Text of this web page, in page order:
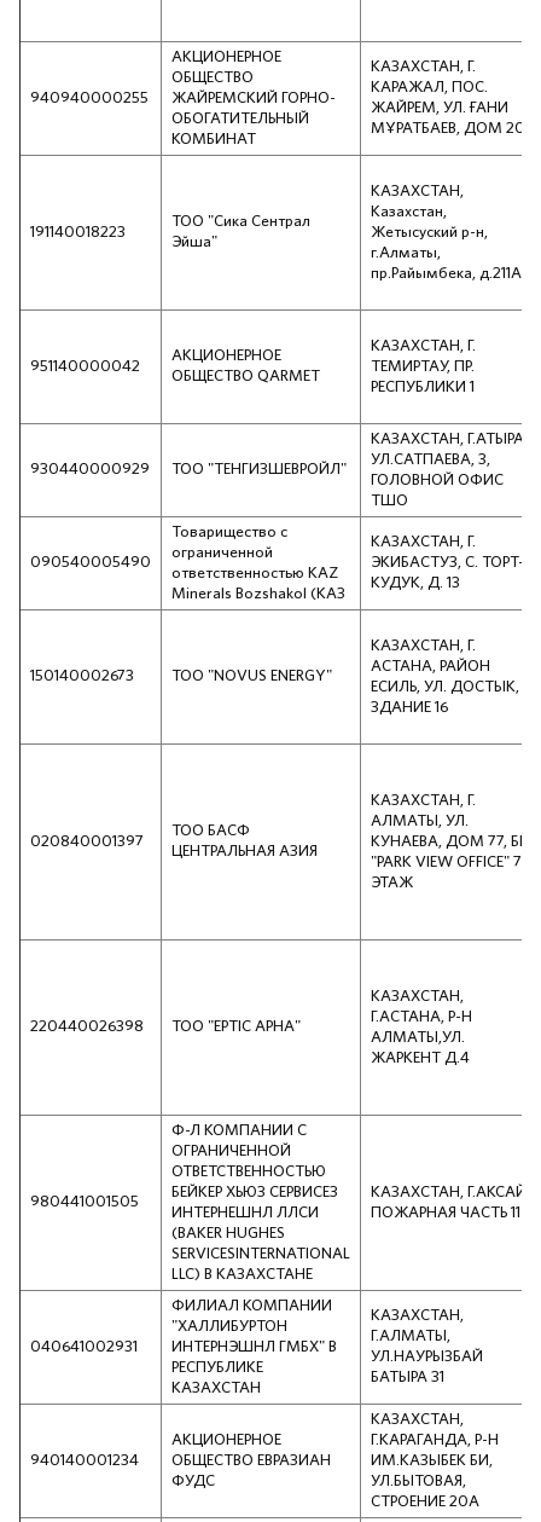
940940000255
AКЦИОНЕРНОЕ
OБЩЕСТВО
ЖАЙРЕМСКИЙ ГОРНО-
ОБОГАТИТЕЛЬНЫЙ
КОМБИНАТ
КАЗАХСТАН, Г.
КАРАЖАЛ, ПОС.
ЖАЙРЕМ, УЛ. ҒАНИ
МҰРАТБАЕВ, ДОМ 20
191140018223
ТОО "Сика Сентрал
Эйша"
КАЗАХСТАН,
Казахстан,
Жетысуский р-н,
г.Алматы,
пр.Райымбека, д.211А
951140000042
АКЦИОНЕРНОЕ
ОБЩЕСТВО QARMET
КАЗАХСТАН, Г.
ТЕМИРТАУ, ПР.
РЕСПУБЛИКИ 1
930440000929 ТОО "ТЕНГИЗШЕВРОЙЛ"
КАЗАХСТАН, Г.АТЫРАУ,
УЛ.САТПАЕВА, 3,
ГОЛОВНОЙ ОФИС
ТШО
090540005490
Товарищество с
ограниченной
ответственностью KAZ
Minerals Bozshakol (КАЗ
КАЗАХСТАН, Г.
ЭКИБАСТУЗ, С. ТОРТ-
КУДУК, Д. 13
150140002673 ТОО "NOVUS ENERGY"
КАЗАХСТАН, Г.
АСТАНА, РАЙОН
ЕСИЛЬ, УЛ. ДОСТЫК,
ЗДАНИЕ 16
020840001397
ТОО БАСФ
ЦЕНТРАЛЬНАЯ АЗИЯ
КАЗАХСТАН, Г.
АЛМАТЫ, УЛ.
КУНАЕВА, ДОМ 77, БЦ
"PARK VIEW OFFICE" 7
ЭТАЖ
220440026398 ТОО "EPTIC АРНА"
КАЗАХСТАН,
Г.АСТАНА, Р-Н
АЛМАТЫ,УЛ.
ЖАРКЕНТ Д.4
980441001505
Ф-Л КОМПАНИИ С
ОГРАНИЧЕННОЙ
ОТВЕТСТВЕННОСТЬЮ
БЕЙКЕР ХЬЮЗ СЕРВИСЕЗ
ИНТЕРНЕШНЛ ЛЛСИ
(BAKER HUGHES
SERVICESINTERNATIONAL
LLC) В КАЗАХСТАНЕ
КАЗАХСТАН, Г.АКСАЙ,
ПОЖАРНАЯ ЧАСТЬ 11
040641002931
ФИЛИАЛ КОМПАНИИ
"ХАЛЛИБУРТОН
ИНТЕРНЭШНЛ ГМБХ" В
РЕСПУБЛИКЕ
КАЗАХСТАН
КАЗАХСТАН,
Г.АЛМАТЫ,
УЛ.НАУРЫЗБАЙ
БАТЫРА 31
940140001234
АКЦИОНЕРНОЕ
ОБЩЕСТВО ЕВРАЗИАН
ФУДС
КАЗАХСТАН,
Г.КАРАГАНДА, Р-Н
ИМ.КАЗЫБЕК БИ,
УЛ.БЫТОВАЯ,
СТРОЕНИЕ 20А